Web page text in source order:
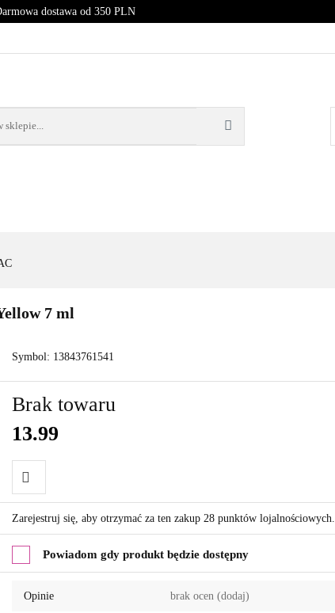
dostawa od 350 PLN
7 ml
Symbol: 13843761541
Brak towaru
13.99
Do
przechowalni
Zarejestruj się, aby otrzymać za ten zakup 28 punktów lojalnościowych.
Powiadom gdy produkt będzie dostępny
Opinie brak ocen (dodaj)